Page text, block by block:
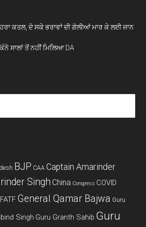
ਕਤਲ, ਦੋ ਸਕੇ ਭਰਾਵਾਂ ਦੀ ਗੋਲੀਆਂ ਮਾਰ ਕੇ ਲਈ ਜਾਨ
ਸਾਲਾਂ ਤੋਂ ਨਹੀਂ ਮਿਲਿਆ DA
BJP CAA Captain Amarinder
Singh China Congress COVID
FATF General Qamar Bajwa Guru
Singh Guru Granth Sahib Guru